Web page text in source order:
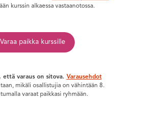
kurssin alkaessa vastaanotossa.
Varaa paikka kurssille
että varaus on sitova. Varausehdot
mikäli osallistujia on vähintään 8.
varaat paikkasi ryhmään.